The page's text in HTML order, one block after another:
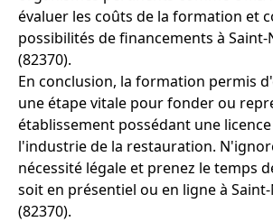
évaluer les coûts de la formation et
possibilités de financements à
(82370).
En conclusion, la formation permis
une étape vitale pour fonder ou
établissement possédant une
l'industrie de la restauration.
nécessité légale et prenez le temps
soit en présentiel ou en ligne à
(82370).